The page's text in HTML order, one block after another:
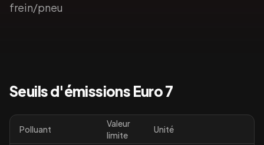
frein/pneu
Seuils d'émissions Euro 7
Polluant
Valeur
limite
Unité